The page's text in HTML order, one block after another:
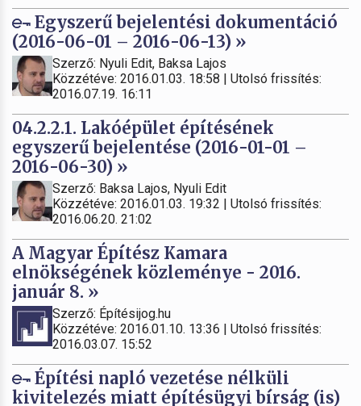
Egyszerű bejelentési dokumentáció
(2016-06-01 – 2016-06-13) »
Szerző: Nyuli Edit, Baksa Lajos
Közzétéve: 2016.01.03. 18:58 | Utolsó frissítés:
2016.07.19. 16:11
04.2.2.1. Lakóépület építésének
egyszerű bejelentése (2016-01-01 –
2016-06-30) »
Szerző: Baksa Lajos, Nyuli Edit
Közzétéve: 2016.01.03. 19:32 | Utolsó frissítés:
2016.06.20. 21:02
A Magyar Építész Kamara
elnökségének közleménye - 2016.
január 8. »
Szerző: Építésijog.hu
Közzétéve: 2016.01.10. 13:36 | Utolsó frissítés:
2016.03.07. 15:52
Építési napló vezetése nélküli
kivitelezés miatt építésügyi bírság (is)